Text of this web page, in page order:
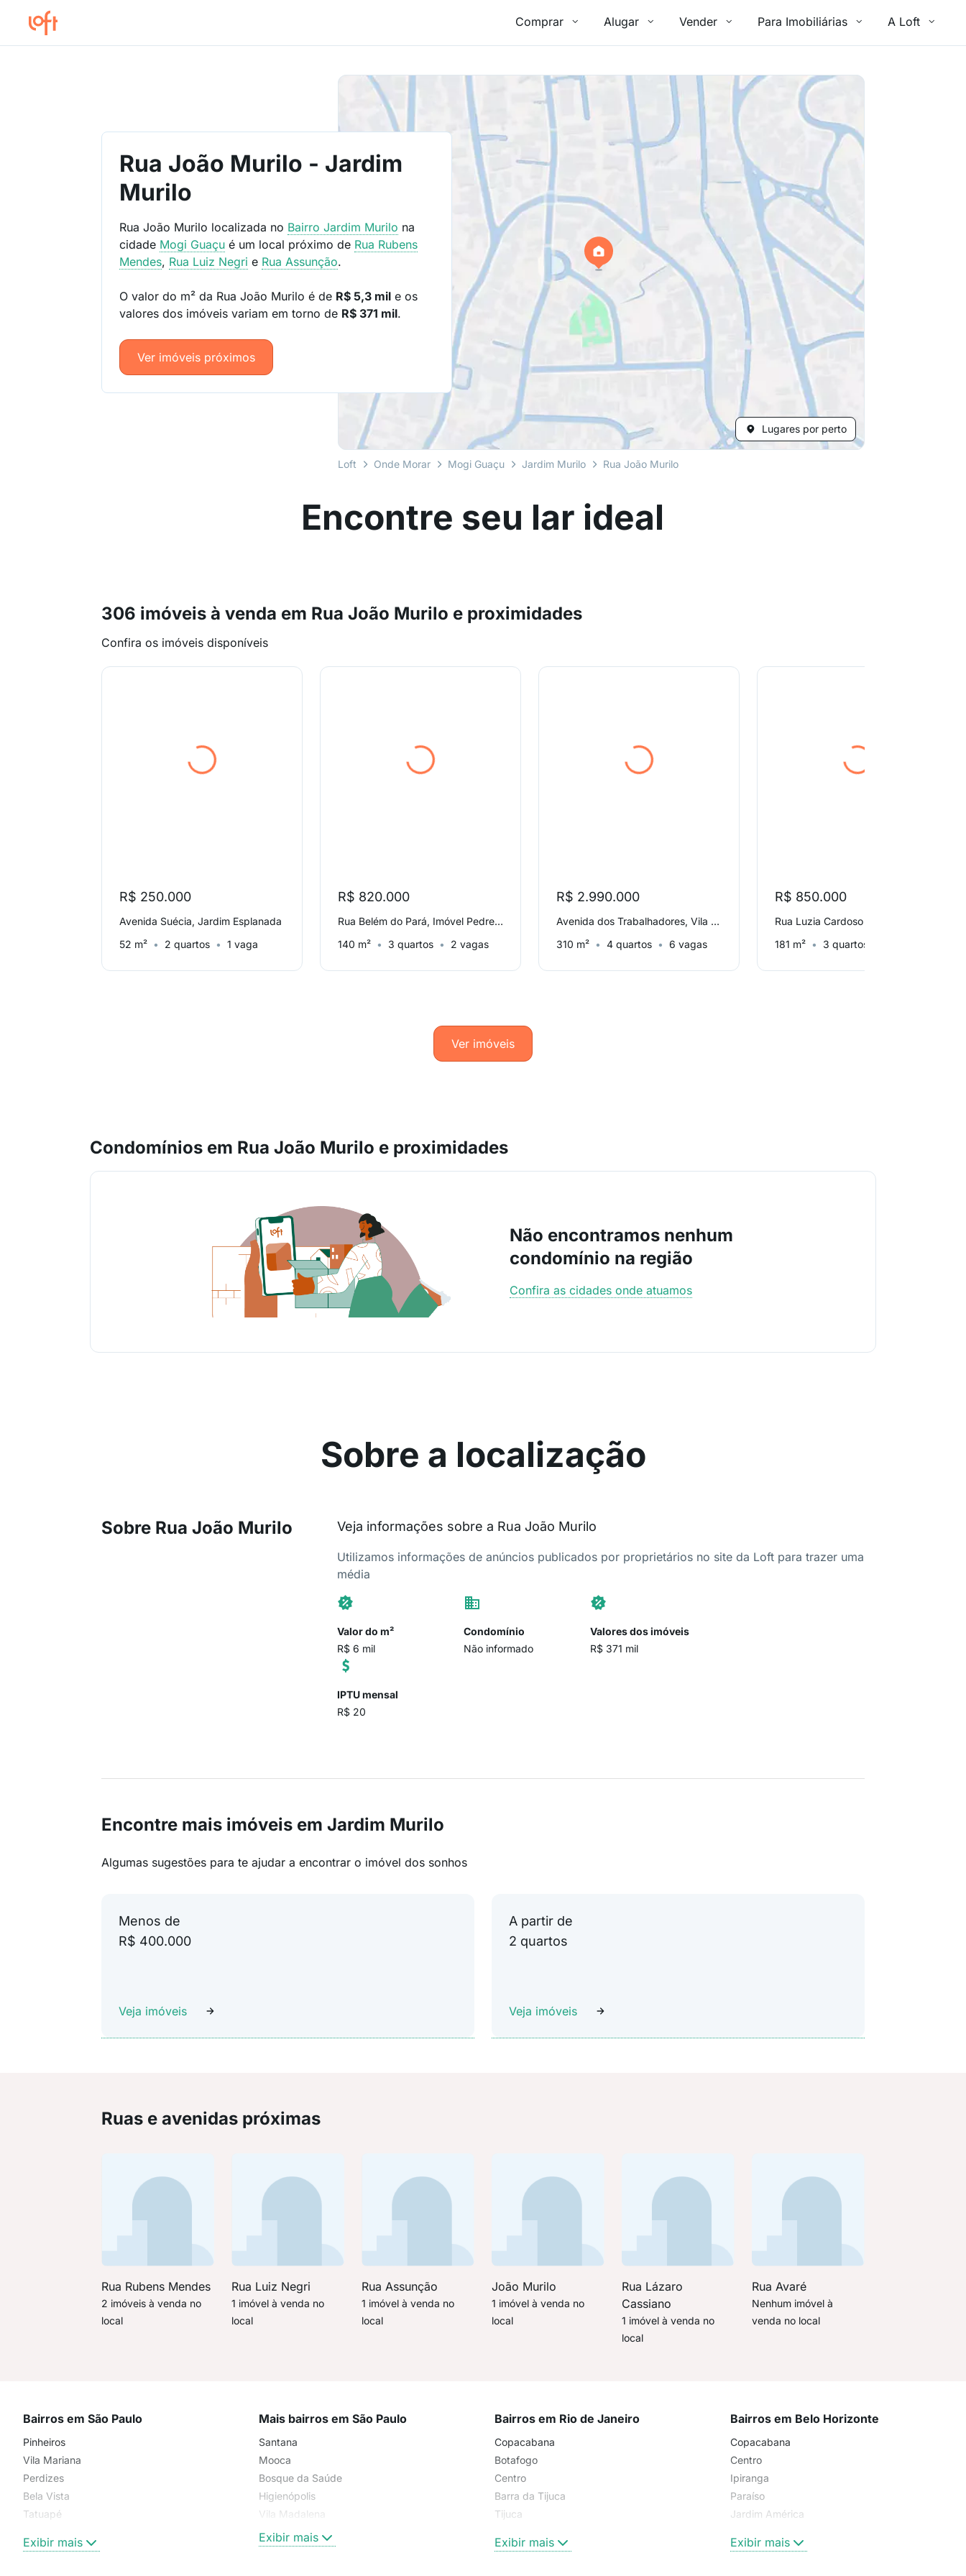
Comprar Alugar Vender Para Imobiliárias A Loft
Lugares por perto
Loft Onde Morar Mogi Guaçu Jardim Murilo Rua João Murilo
Rua João Murilo - Jardim
Murilo
Rua João Murilo localizada no BairroJardim Murilo na
cidade Mogi Guaçu é um local próximo de Rua Rubens
Mendes, Rua Luiz Negri e Rua Assunção.
O valor do m² da Rua João Murilo é de R$ 5,3 mil e os
valores dos imóveis variam em torno de R$ 371 mil.
Ver imóveis próximos
Encontre seu lar ideal
306 imóveis à venda em Rua João Murilo e proximidades
Confira os imóveis disponíveis
R$ 250.000
Avenida Suécia, Jardim Esplanada
52 m²
2 quartos 1 vaga
R$ 820.000
Rua Belém do Pará, Imóvel Pedregulhal
140 m²
3 quartos 2 vagas
R$ 2.990.000
Avenida dos Trabalhadores, Vila Paraíso
310 m²
4 quartos 6 vagas
R$ 850.000
181 m²
3 quartos
Ver imóveis
Condomínios em Rua João Murilo e proximidades
Não encontramos nenhum
condomínio na região
Confira as cidades onde atuamos
Sobre a localização
Sobre Rua João Murilo Veja informações sobre a Rua João Murilo
Utilizamos informações de anúncios publicados por proprietários no site da Loft para trazer uma
média
Valor do m²
R$ 6 mil
Condomínio
Não informado
Valores dos imóveis
R$ 371 mil
IPTU mensal
R$ 20
Encontre mais imóveis em Jardim Murilo
Algumas sugestões para te ajudar a encontrar o imóvel dos sonhos
Menos de
R$ 400.000
Veja imóveis
A partir de
2 quartos
Veja imóveis
Ruas e avenidas próximas
Rua Rubens Mendes
2 imóveis à venda no
local
Rua Luiz Negri
1 imóvel à venda no
local
Rua Assunção
1 imóvel à venda no
local
João Murilo
1 imóvel à venda no
local
Rua Lázaro
Cassiano
1 imóvel à venda no
local
Rua Avaré
Nenhum imóvel à
venda no local
Bairros em São Paulo
Pinheiros
Vila Mariana
Perdizes
Bela Vista
Tatuapé
Centro
Exibir mais
Mais bairros em São Paulo
Santana
Mooca
Bosque da Saúde
Higienópolis
Vila Madalena
Exibir mais
Bairros em Rio de Janeiro
Copacabana
Botafogo
Centro
Barra da Tijuca
Tijuca
Ipanema
Exibir mais
Bairros em Belo Horizonte
Copacabana
Centro
Ipiranga
Paraíso
Jardim América
Santa Cecília
Exibir mais